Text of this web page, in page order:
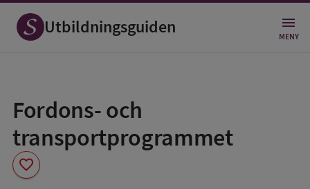
Utbildningsguiden MENY
Fordons- och
transportprogrammet
favorite
som
favorit